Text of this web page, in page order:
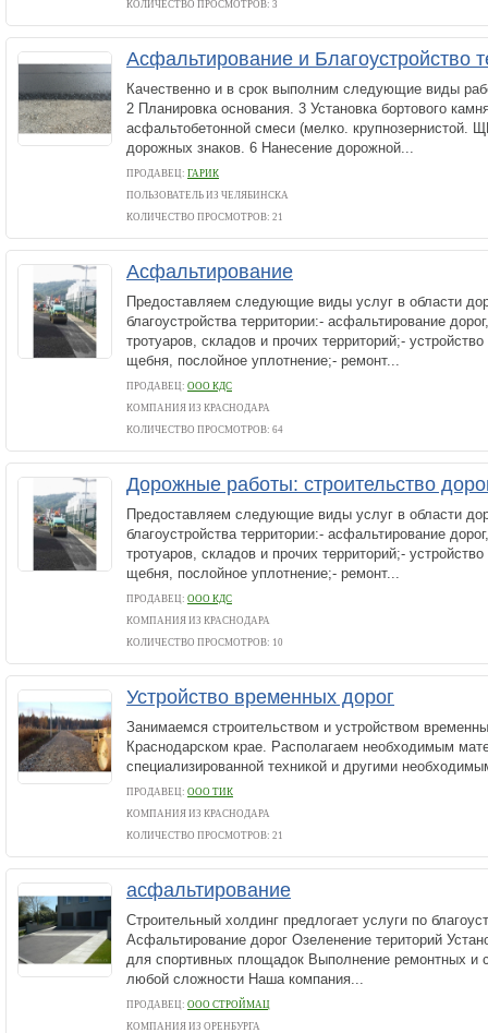
КОЛИЧЕСТВО ПРОСМОТРОВ: 3
Асфальтирование и Благоустройство
Качественно и в срок выполним следующие виды
2 Планировка основания. 3 Установка бортового
асфальтобетонной смеси (мелко. крупнозернистой.
дорожных знаков. 6 Нанесение дорожной...
ПРОДАВЕЦ: ГАРИК
ПОЛЬЗОВАТЕЛЬ ИЗ ЧЕЛЯБИНСКА
КОЛИЧЕСТВО ПРОСМОТРОВ: 21
Асфальтирование
Предоставляем следующие виды услуг в области
благоустройства территории:- асфальтирование
тротуаров, складов и прочих территорий;-
щебня, послойное уплотнение;- ремонт...
ПРОДАВЕЦ: ООО КДС
КОМПАНИЯ ИЗ КРАСНОДАРА
КОЛИЧЕСТВО ПРОСМОТРОВ: 64
Дорожные работы: строительство
Предоставляем следующие виды услуг в области
благоустройства территории:- асфальтирование
тротуаров, складов и прочих территорий;-
щебня, послойное уплотнение;- ремонт...
ПРОДАВЕЦ: ООО КДС
КОМПАНИЯ ИЗ КРАСНОДАРА
КОЛИЧЕСТВО ПРОСМОТРОВ: 10
Устройство временных дорог
Занимаемся строительством и устройством
Краснодарском крае. Располагаем необходимым
специализированной техникой и другими
ПРОДАВЕЦ: ООО ТИК
КОМПАНИЯ ИЗ КРАСНОДАРА
КОЛИЧЕСТВО ПРОСМОТРОВ: 21
асфальтирование
Строительный холдинг предлогает услуги по
Асфальтирование дорог Озеленение територий
для спортивных площадок Выполнение ремонтных и
любой сложности Наша компания...
ПРОДАВЕЦ: ООО СТРОЙМАЦ
КОМПАНИЯ ИЗ ОРЕНБУРГА